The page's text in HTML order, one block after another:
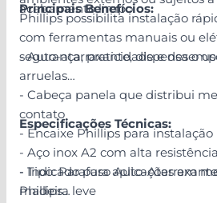
acabamento limpo.
Phillips possibilita instalação
com ferramentas manuais ou
segurança, praticidade e
Principais Benefícios:
- Auto-atarraxante, dispensa o
arruelas
- Cabeça panela que distribui
contato
- Encaixe Phillips para instalação
- Aço inox A2 com alta
- Indicado para aplicações em
madeira leve
Especificações Técnicas:
- Tipo: Parafuso Auto-
Phillips